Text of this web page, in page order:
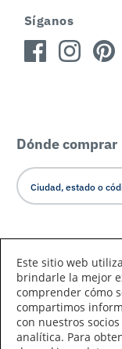
Síganos
Dónde comprar
Este sitio web
brindarle la mejor
comprender cómo
compartimos
con nuestros
analítica. Para